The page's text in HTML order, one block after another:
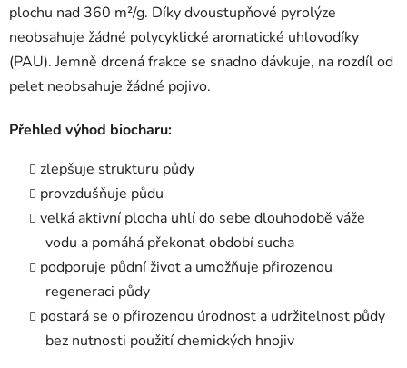
plochu nad 360 m²/g. Díky dvoustupňové pyrolýze
neobsahuje žádné polycyklické aromatické uhlovodíky
(PAU). Jemně drcená frakce se snadno dávkuje, na rozdíl od
pelet neobsahuje žádné pojivo.
Přehled výhod biocharu:
zlepšuje strukturu půdy
provzdušňuje půdu
velká aktivní plocha uhlí do sebe dlouhodobě váže
vodu a pomáhá překonat období sucha
podporuje půdní život a umožňuje přirozenou
regeneraci půdy
postará se o přirozenou úrodnost a udržitelnost půdy
bez nutnosti použití chemických hnojiv